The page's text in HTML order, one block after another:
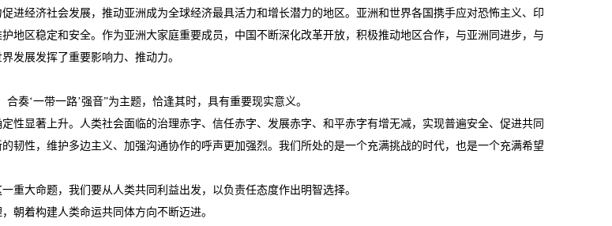
经济社会发展，推动亚洲成为全球经济最具活力和增长潜力的地区。亚洲和世界各国携手应对恐怖主义、印
地区稳定和安全。作为亚洲大家庭重要成员，中国不断深化改革开放，积极推动地区合作，与亚洲同进步，与
发展发挥了重要影响力、推动力。
‘一带一路’强音”为主题，恰逢其时，具有重要现实意义。
显著上升。人类社会面临的治理赤字、信任赤字、发展赤字、和平赤字有增无减，实现普遍安全、促进共同
韧性，维护多边主义、加强沟通协作的呼声更加强烈。我们所处的是一个充满挑战的时代，也是一个充满希望
大命题，我们要从人类共同利益出发，以负责任态度作出明智选择。
着构建人类命运共同体方向不断迈进。